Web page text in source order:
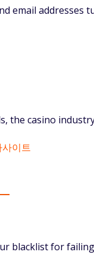
email addresses
the casino
이트
blacklist for